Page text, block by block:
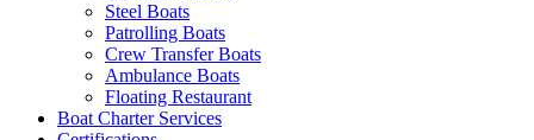
Steel Boats
Patrolling Boats
Crew Transfer Boats
Ambulance Boats
Floating Restaurant
Boat Charter Services